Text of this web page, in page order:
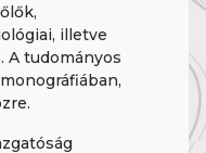
illetve
A tudományos